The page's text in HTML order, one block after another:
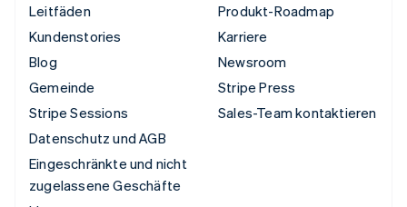
Leitfäden
Kundenstories
Blog
Gemeinde
Stripe Sessions
Datenschutz und AGB
Eingeschränkte und nicht
zugelassene Geschäfte
Produkt-Roadmap
Karriere
Newsroom
Stripe Press
Sales-Team kontaktieren